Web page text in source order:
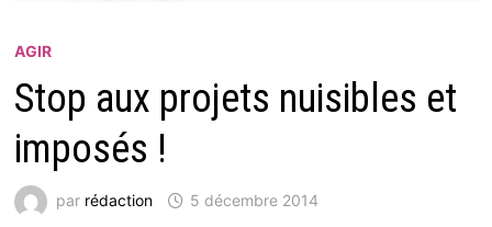
AGIR
Stop aux projets nuisibles et
imposés !
par rédaction 5 décembre 2014